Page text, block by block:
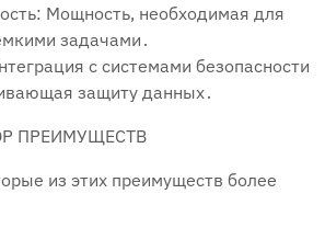
Мощность, необходимая для
задачами․
с системами безопасности
защиту данных․
ПРЕИМУЩЕСТВ
из этих преимуществ более